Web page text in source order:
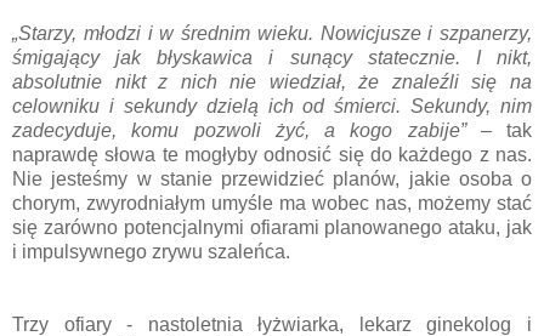
„Starzy, młodzi i w średnim wieku. Nowicjusze i szpanerzy,
śmigający jak błyskawica i sunący statecznie. I nikt,
absolutnie nikt z nich nie wiedział, że znaleźli się na
celowniku i sekundy dzielą ich od śmierci. Sekundy, nim
zadecyduje, komu pozwoli żyć, a kogo zabije”– tak
naprawdę słowa te mogłyby odnosić się do każdego z nas.
Nie jesteśmy w stanie przewidzieć planów, jakie osoba o
chorym, zwyrodniałym umyśle ma wobec nas, możemy stać
się zarówno potencjalnymi ofiarami planowanego ataku, jak
i impulsywnego zrywu szaleńca.
Trzy ofiary - nastoletnia łyżwiarka, lekarz ginekolog i